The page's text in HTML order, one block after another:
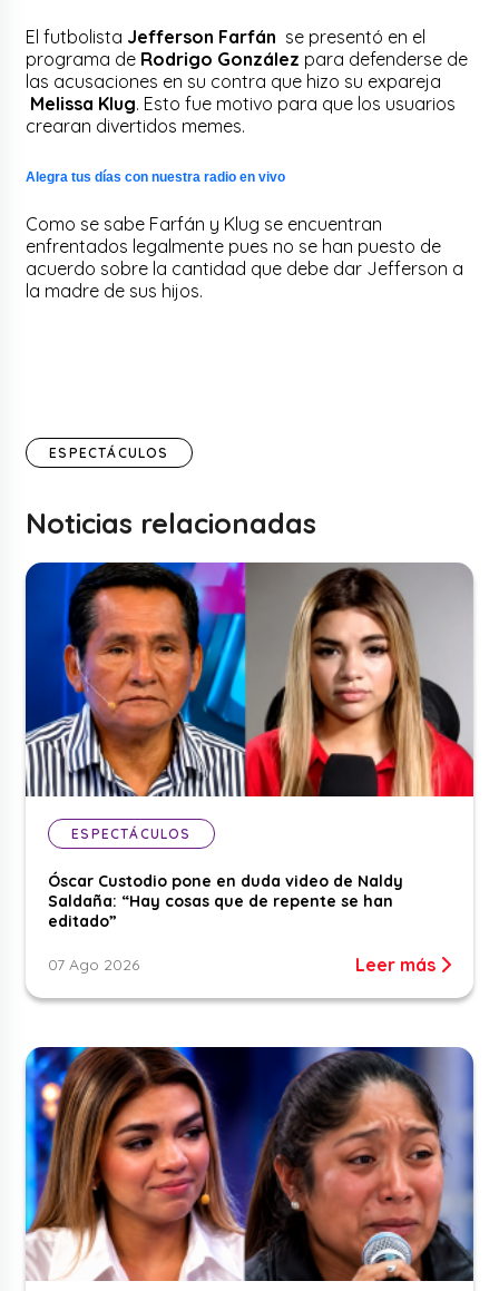
El futbolista Jefferson Farfán se presentó en el
programa de Rodrigo González para defenderse de
las acusaciones en su contra que hizo su expareja
Melissa Klug. Esto fue motivo para que los usuarios
crearan divertidos memes.
Alegra tus días con nuestra radio en vivo
Como se sabe Farfán y Klug se encuentran
enfrentados legalmente pues no se han puesto de
acuerdo sobre la cantidad que debe dar Jefferson a
la madre de sus hijos.
ESPECTÁCULOS
Noticias relacionadas
ESPECTÁCULOS
Óscar Custodio pone en duda video de Naldy
Saldaña: “Hay cosas que de repente se han
editado”
07 Ago 2026 Leer más